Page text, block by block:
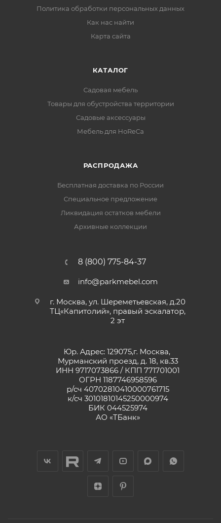
Политика обработки персональных данных
Как нас найти
Карта сайта
КАТАЛОГ
Садовая мебель
Товары для обустройства территории
Садовые аксессуары
Мебель для HoReCa
РАСПРОДАЖА
Бесплатная доставка по России
Специальное предложение
Ликвидация остатков мебели
Архивные коллекции
8 (800) 775-84-37
info@parkmebel.com
г. Москва, ул. Шереметьевская, д.20
ТЦ«Капитолий», правый эскалатор,
2 эт
Юр. Адрес: 129075,г. Москва,
Мурманский проезд, д. 18, кв.33
ИНН 9717073866 / КПП 771701001
ОГРН 1187746958596
р/сч 40702810410000761715
к/сч 30101810145250000974
БИК 044525974
АО «ТБанк»